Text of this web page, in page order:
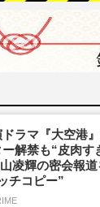
ラマ『大空港
解禁も“皮肉す
凌輝の密会報道
チコピー”